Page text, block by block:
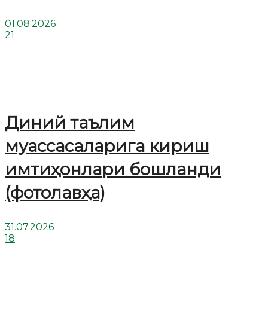
01.08.2026
21
Диний таълим
муассасаларига кириш
имтиҳонлари бошланди
(фотолавҳа)
31.07.2026
18